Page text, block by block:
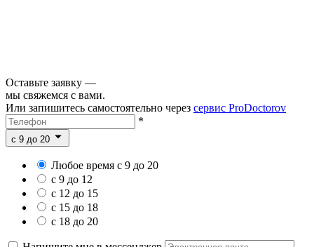
Оставьте заявку —
мы свяжемся с вами.
Или запишитесь самостоятельно через сервис ProDoctorov
*
c 9 до 20
Любое время с 9 до 20
с 9 до 12
с 12 до 15
с 15 до 18
с 18 до 20